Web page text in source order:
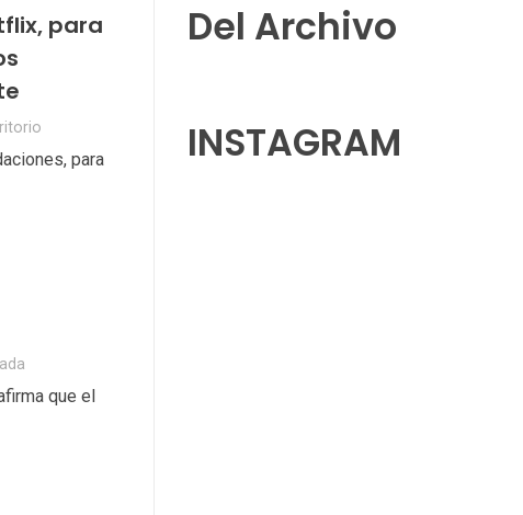
para
para
que el
Del Archivo
INSTAGRAM